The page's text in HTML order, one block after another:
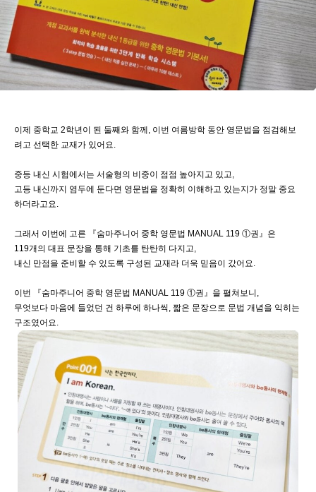
이제 중학교 2학년이 된 둘째와 함께, 이번 여름방학 동안 영문법을 점검해보
려고 선택한 교재가 있어요.
중등 내신 시험에서는 서술형의 비중이 점점 높아지고 있고,
고등 내신까지 염두에 둔다면 영문법을 정확히 이해하고 있는지가 정말 중요
하더라고요.
그래서 이번에 고른 『숨마주니어 중학 영문법 MANUAL 119 ①권』은
119개의 대표 문장을 통해 기초를 탄탄히 다지고,
내신 만점을 준비할 수 있도록 구성된 교재라 더욱 믿음이 갔어요.
이번 『숨마주니어 중학 영문법 MANUAL 119 ①권』을 펼쳐보니,
무엇보다 마음에 들었던 건 하루에 하나씩, 짧은 문장으로 문법 개념을 익히는
구조였어요.